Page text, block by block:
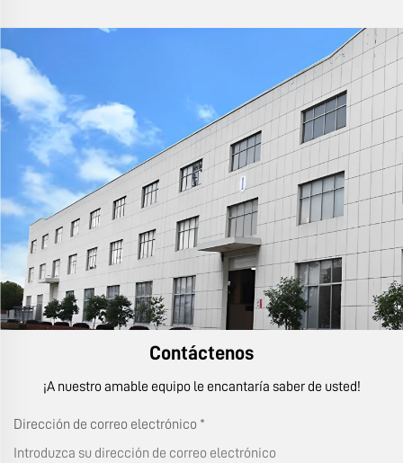
Contáctenos
¡A nuestro amable equipo le encantaría saber de usted!
Dirección de correo electrónico *